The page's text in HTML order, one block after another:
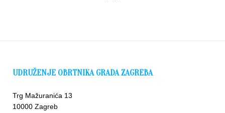
UDRUŽENJE OBRTNIKA GRADA ZAGREBA
Trg Mažuranića 13
10000 Zagreb